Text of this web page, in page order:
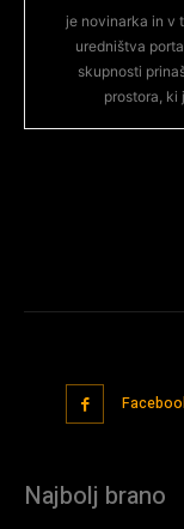
je novinarka in v
uredništva
skupnosti
prostora, ki
Najbolj brano